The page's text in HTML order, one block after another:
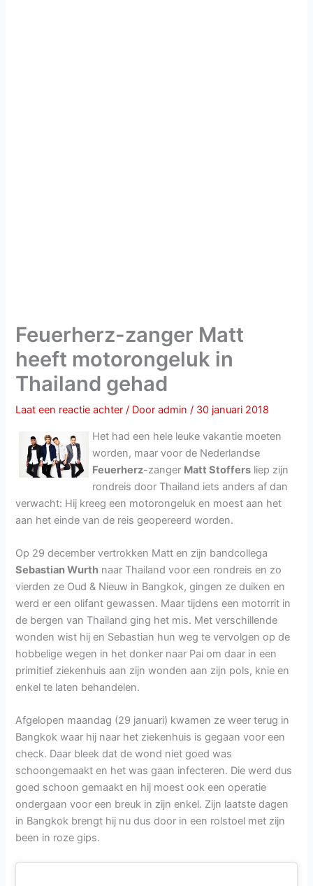
Feuerherz-zanger Matt
heeft motorongeluk in
Thailand gehad
Laat een reactie achter / Dooradmin/ 30 januari 2018
Het had een hele leuke vakantie moeten
worden, maar voor de Nederlandse
Feuerherz-zanger Matt Stoffers liep zijn
rondreis door Thailand iets anders af dan
verwacht: Hij kreeg een motorongeluk en moest aan het
aan het einde van de reis geopereerd worden.
Op 29 december vertrokken Matt en zijn bandcollega
Sebastian Wurth naar Thailand voor een rondreis en zo
vierden ze Oud & Nieuw in Bangkok, gingen ze duiken en
werd er een olifant gewassen. Maar tijdens een motorrit in
de bergen van Thailand ging het mis. Met verschillende
wonden wist hij en Sebastian hun weg te vervolgen op de
hobbelige wegen in het donker naar Pai om daar in een
primitief ziekenhuis aan zijn wonden aan zijn pols, knie en
enkel te laten behandelen.
Afgelopen maandag (29 januari) kwamen ze weer terug in
Bangkok waar hij naar het ziekenhuis is gegaan voor een
check. Daar bleek dat de wond niet goed was
schoongemaakt en het was gaan infecteren. Die werd dus
goed schoon gemaakt en hij moest ook een operatie
ondergaan voor een breuk in zijn enkel. Zijn laatste dagen
in Bangkok brengt hij nu dus door in een rolstoel met zijn
been in roze gips.